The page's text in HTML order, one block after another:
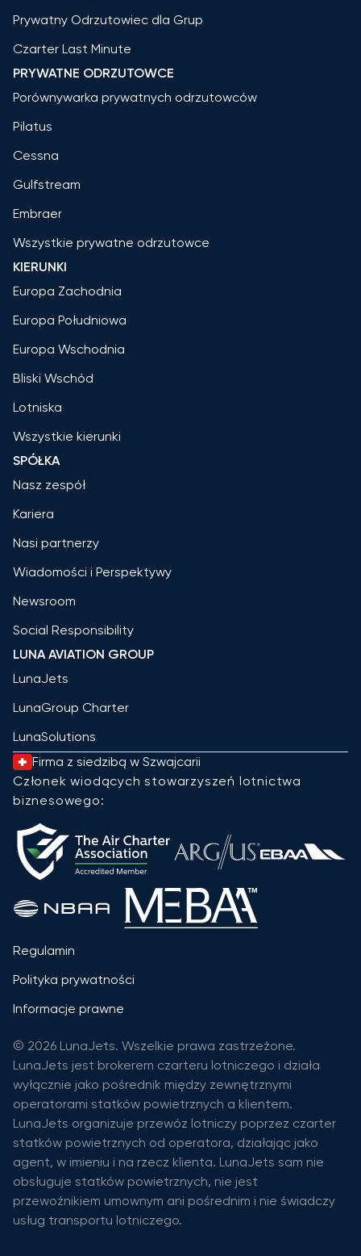
Prywatny Odrzutowiec dla Grup
Czarter Last Minute
PRYWATNE ODRZUTOWCE
Porównywarka prywatnych odrzutowców
Pilatus
Cessna
Gulfstream
Embraer
Wszystkie prywatne odrzutowce
KIERUNKI
Europa Zachodnia
Europa Południowa
Europa Wschodnia
Bliski Wschód
Lotniska
Wszystkie kierunki
SPÓŁKA
Nasz zespół
Kariera
Nasi partnerzy
Wiadomości i Perspektywy
Newsroom
Social Responsibility
LUNA AVIATION GROUP
LunaJets
LunaGroup Charter
LunaSolutions
Firma z siedzibą w Szwajcarii
Członek wiodących stowarzyszeń lotnictwa
biznesowego:
Regulamin
Polityka prywatności
Informacje prawne
© 2026 LunaJets. Wszelkie prawa zastrzeżone.
LunaJets jest brokerem czarteru lotniczego i działa
wyłącznie jako pośrednik między zewnętrznymi
operatorami statków powietrznych a klientem.
LunaJets organizuje przewóz lotniczy poprzez czarter
statków powietrznych od operatora, działając jako
agent, w imieniu i na rzecz klienta. LunaJets sam nie
obsługuje statków powietrznych, nie jest
przewoźnikiem umownym ani pośrednim i nie świadczy
usług transportu lotniczego.